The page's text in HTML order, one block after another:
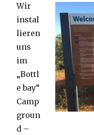
Wir
instal
lieren
uns
im
„Bottl
e bay“
Camp
groun
d –